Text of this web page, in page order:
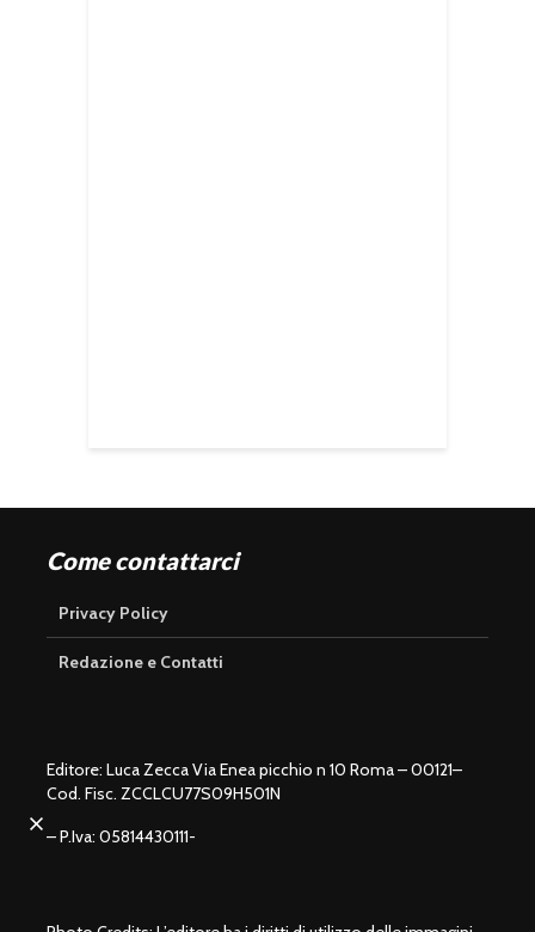
u
a
d
%
Come contattarci
Privacy Policy
Redazione e Contatti
Editore: Luca Zecca Via Enea picchio n 10 Roma – 00121–
Cod. Fisc. ZCCLCU77S09H501N
– P.Iva: 05814430111-